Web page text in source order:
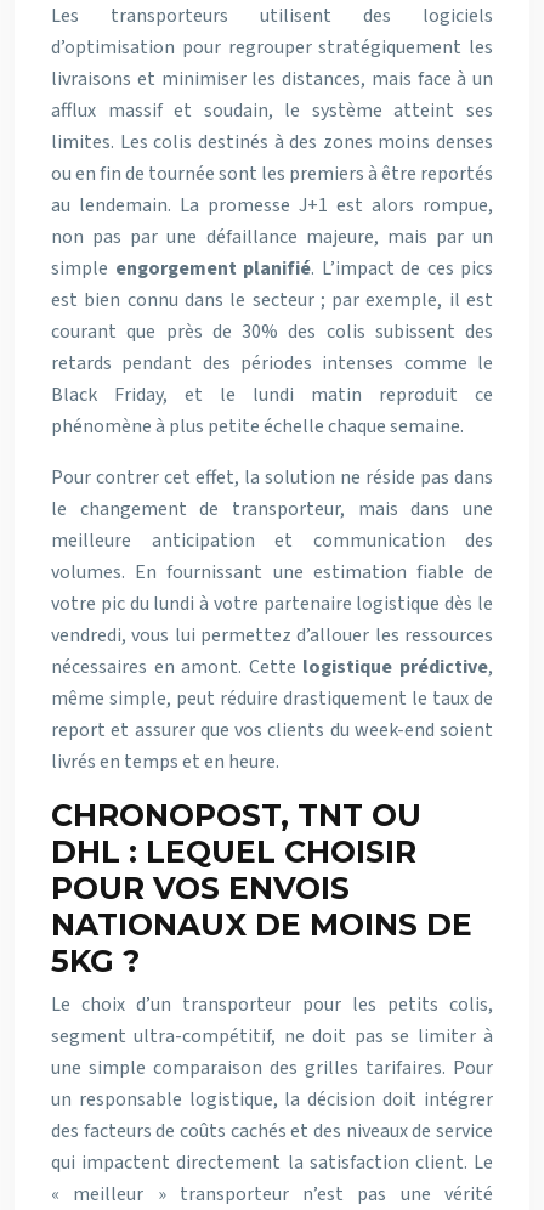
Les transporteurs utilisent des logiciels
d’optimisation pour regrouper stratégiquement les
livraisons et minimiser les distances, mais face à un
afflux massif et soudain, le système atteint ses
limites. Les colis destinés à des zones moins denses
ou en fin de tournée sont les premiers à être reportés
au lendemain. La promesse J+1 est alors rompue,
non pas par une défaillance majeure, mais par un
simple engorgement planifié. L’impact de ces pics
est bien connu dans le secteur ; par exemple, il est
courant que près de 30% des colis subissent des
retards pendant des périodes intenses comme le
Black Friday, et le lundi matin reproduit ce
phénomène à plus petite échelle chaque semaine.
Pour contrer cet effet, la solution ne réside pas dans
le changement de transporteur, mais dans une
meilleure anticipation et communication des
volumes. En fournissant une estimation fiable de
votre pic du lundi à votre partenaire logistique dès le
vendredi, vous lui permettez d’allouer les ressources
nécessaires en amont. Cette logistique prédictive,
même simple, peut réduire drastiquement le taux de
report et assurer que vos clients du week-end soient
livrés en temps et en heure.
CHRONOPOST, TNT OU
DHL : LEQUEL CHOISIR
POUR VOS ENVOIS
NATIONAUX DE MOINS DE
5KG ?
Le choix d’un transporteur pour les petits colis,
segment ultra-compétitif, ne doit pas se limiter à
une simple comparaison des grilles tarifaires. Pour
un responsable logistique, la décision doit intégrer
des facteurs de coûts cachés et des niveaux de service
qui impactent directement la satisfaction client. Le
« meilleur » transporteur n’est pas une vérité